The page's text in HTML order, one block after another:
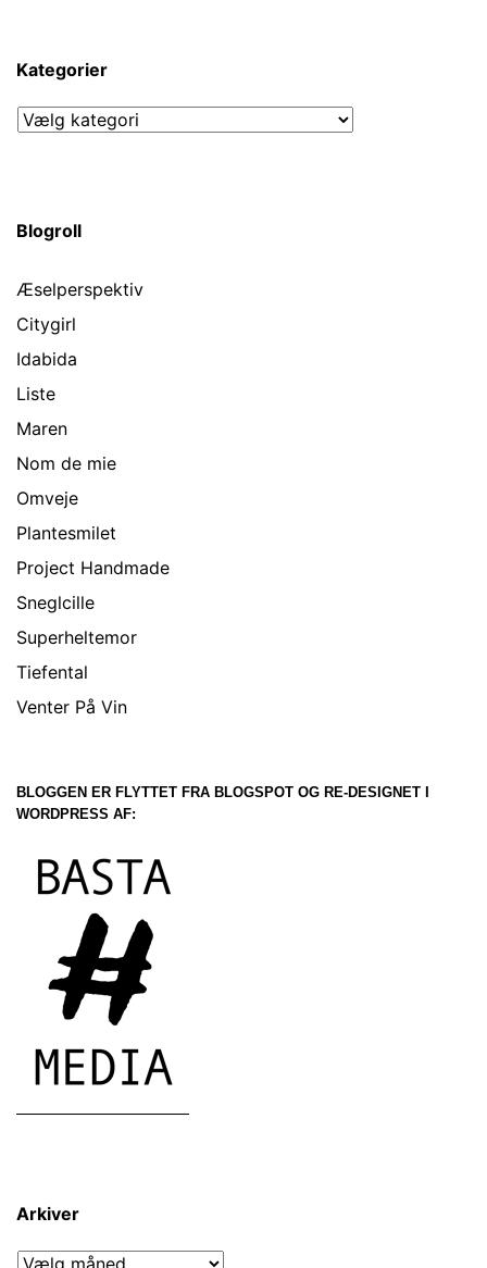
Kategorier
Kategorier
Blogroll
Æselperspektiv
Citygirl
Idabida
Liste
Maren
Nom de mie
Omveje
Plantesmilet
Project Handmade
Sneglcille
Superheltemor
Tiefental
Venter På Vin
BLOGGEN ER FLYTTET FRA BLOGSPOT OG RE-DESIGNET I
WORDPRESS AF:
Arkiver
Arkiver